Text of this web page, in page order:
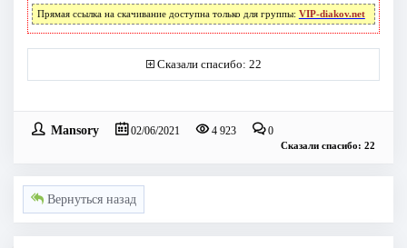
Прямая ссылка на скачивание доступна только для группы: VIP-diakov.net
Сказали спасибо: 22
Mansory 02/06/2021 4 923 0
Сказали спасибо: 22
Вернуться назад